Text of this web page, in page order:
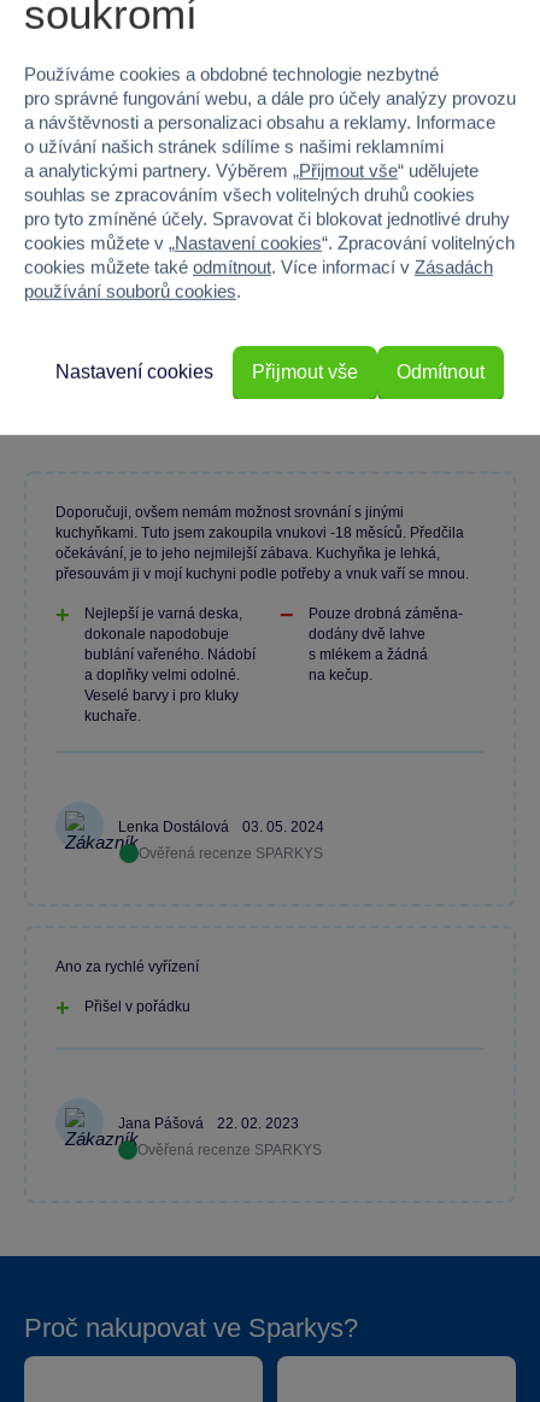
Baterie produktu - typ
90 %
Průměr z 2 hodnocení
100 % zákazníků doporučuje
Máte zkušenost s tímto zbožím?
Napište recenzi a pomozte ostatním s výběrem.
Lenka Dostálová
03. 05. 2024
Ověřená recenze SPARKYS
Doporučuji, ovšem nemám možnost srovnání s jinými
kuchyňkami. Tuto jsem zakoupila vnukovi -18 měsíců. Předčila
očekávání, je to jeho nejmilejší zábava. Kuchyňka je lehká,
přesouvám ji v mojí kuchyni podle potřeby a vnuk vaří se mnou.
Nejlepší je varná deska,
dokonale napodobuje
bublání vařeného. Nádobí
a doplňky velmi odolné.
Veselé barvy i pro kluky
kuchaře.
Pouze drobná záměna-
dodány dvě lahve
s mlékem a žádná
na kečup.
Jana Pášová
22. 02. 2023
Ověřená recenze SPARKYS
Ano za rychlé vyřízení
Přišel v pořádku
Proč nakupovat ve Sparkys?
soukromí
Používáme cookies a obdobné technologie nezbytné
pro správné fungování webu, a dále pro účely analýzy provozu
a návštěvnosti a personalizaci obsahu a reklamy. Informace
o užívání našich stránek sdílíme s našimi reklamními
a analytickými partnery. Výběrem „Přijmout vše“ udělujete
souhlas se zpracováním všech volitelných druhů cookies
pro tyto zmíněné účely. Spravovat či blokovat jednotlivé druhy
cookies můžete v „Nastavení cookies“. Zpracování volitelných
cookies můžete také odmítnout. Více informací v Zásadách
používání souborů cookies.
Odmítnout
Nastavení cookies Přijmout vše